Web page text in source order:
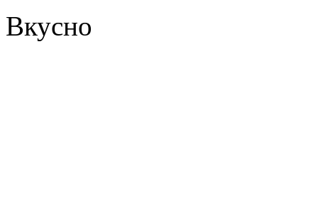
Вкусно